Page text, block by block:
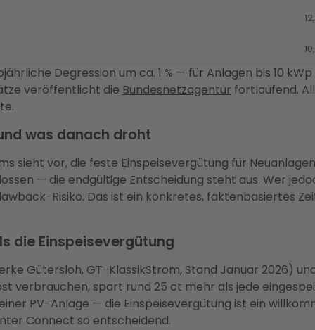
Degression um ca. 1 % — für Anlagen bis 10
veröffentlicht die Bundesnetzagentur fortlaufend.
was danach droht
sieht vor, die feste Einspeisevergütung für
— die endgültige Entscheidung steht aus. Wer
Risiko. Das ist ein konkretes, faktenbasiertes
die Einspeisevergütung
Gütersloh, GT-KlassikStrom, Stand Januar 2026)
verbrauchen, spart rund 25 ct mehr als jede
PV-Anlage — die Einspeisevergütung ist ein
Connect so entscheidend.